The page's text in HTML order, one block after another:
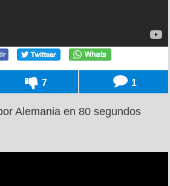
7 1
Alemania en 80 segundos